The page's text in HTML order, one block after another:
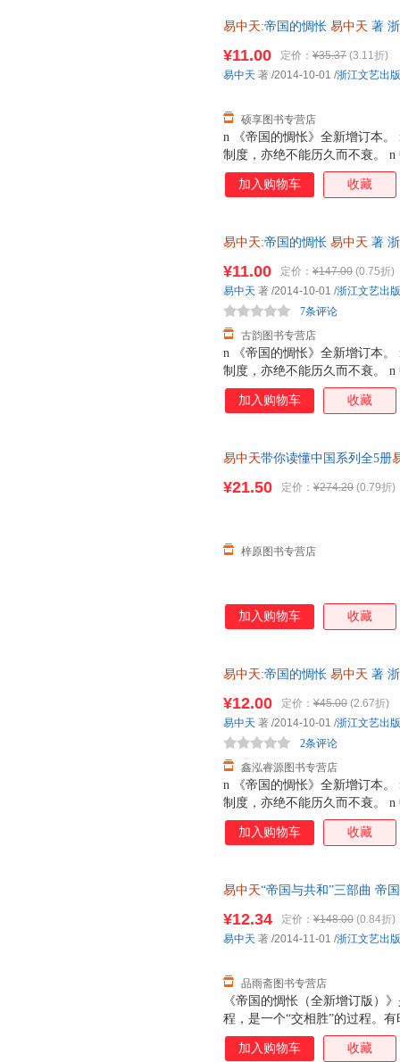
相，又有文学趣味。 n “趣说”
族的文化心理为核心，一个个
活起来。这些鲜活的故事和生
易中天:帝国的惆怅 易中天 著
n 《帝国的惆怅》全新增订本
制度，亦绝不能历久而不衰。
好的。 n 但久而久之，帝国制
很多种。 n 常规的是“正说”，
相，又有文学趣味。 n “趣说”
族的文化心理为核心，一个个
活起来。这些鲜活的故事和生
¥11.00 定价： ¥35.37 (3.11折)
硕享图书专营店
易中天 著 /2014-10-01 /浙江文艺出
加入购物车 收藏
易中天:帝国的惆怅 易中天 著
n 《帝国的惆怅》全新增订本
制度，亦绝不能历久而不衰。
好的。 n 但久而久之，帝国制
很多种。 n 常规的是“正说”，
相，又有文学趣味。 n “趣说”
族的文化心理为核心，一个个
¥11.00 定价： ¥147.00 (0.75折)
古韵图书专营店
7条评论
易中天 著 /2014-10-01 /浙江文艺出
加入购物车 收藏
易中天带你读懂中国系列全5册
¥21.50 定价： ¥274.20 (0.79折)
梓原图书专营店
加入购物车 收藏
易中天:帝国的惆怅 易中天 著
n 《帝国的惆怅》全新增订本
制度，亦绝不能历久而不衰。
好的。 n 但久而久之，帝国制
很多种。 n 常规的是“正说”，
相，又有文学趣味。 n “趣说”
族的文化心理为核心，一个个
活起来。这些鲜活的故事和生
¥12.00 定价： ¥45.00 (2.67折)
鑫泓睿源图书专营店
2条评论
易中天 著 /2014-10-01 /浙江文艺出
加入购物车 收藏
易中天“帝国与共和”三部曲 帝
《帝国的惆怅（全新增订版）
程，是一个“交相胜”的过程。
麻烦仅仅在于，人家比我们强
黄花。这才让人惆怅。惆怅，
¥12.34 定价： ¥148.00 (0.84折)
品雨斋图书专营店
易中天 著 /2014-11-01 /浙江文艺出
加入购物车 收藏